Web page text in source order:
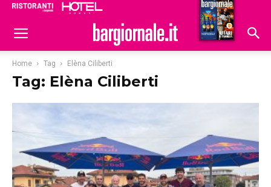
Hoteldomani
Home Tag Elèna Ciliberti
Tag: Elèna Ciliberti